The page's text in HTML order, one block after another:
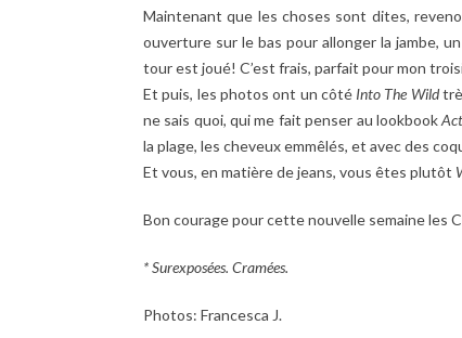
Maintenant que les choses sont dites,
ouverture sur le bas pour allonger la jambe,
tour est joué! C’est frais, parfait pour mon
Et puis, les photos ont un côté Into The Wild
ne sais quoi, qui me fait penser au lookbook
la plage, les cheveux emmêlés, et avec des
Et vous, en matière de jeans, vous êtes plutôt
Bon courage pour cette nouvelle semaine les
* Surexposées. Cramées.
Photos: Francesca J.